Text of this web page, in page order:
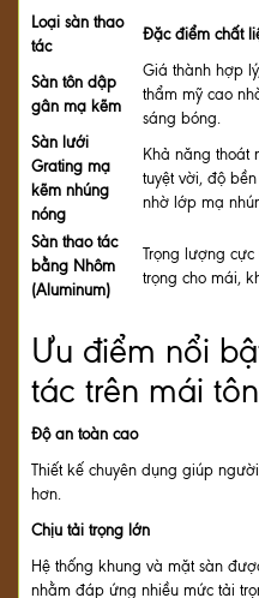
Loại sàn thao
tác
Đặc điểm chất
Sàn tôn dập
gân mạ kẽm
Giá thành hợp
thẩm mỹ cao
sáng bóng.
Sàn lưới
Grating mạ
kẽm nhúng
nóng
Khả năng thoát
tuyệt vời, độ
nhờ lớp mạ
Sàn thao tác
bằng Nhôm
(Aluminum)
Trọng lượng
trọng cho mái,
Ưu điểm nổi
tác trên mái tôn
Độ an toàn cao
Thiết kế chuyên dụng giúp
hơn.
Chịu tải trọng lớn
Hệ thống khung và mặt sàn
nhằm đáp ứng nhiều mức tải